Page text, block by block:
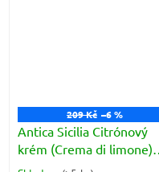
209 Kč –6 %
Antica Sicilia Citrónový
krém (Crema di limone)
210g